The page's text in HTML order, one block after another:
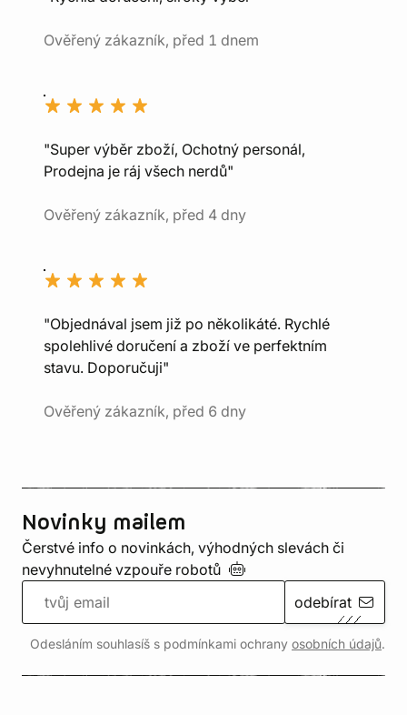
Ověřený zákazník, před 1 dnem
"Super výběr zboží, Ochotný personál,
Prodejna je ráj všech nerdů"
Ověřený zákazník, před 4 dny
"Objednával jsem již po několikáté. Rychlé
spolehlivé doručení a zboží ve perfektním
stavu. Doporučuji"
Ověřený zákazník, před 6 dny
Novinky mailem
Čerstvé info o novinkách, výhodných slevách či
nevyhnutelné vzpouře robotů
odebírat
Odesláním souhlasíš s podmínkami ochrany osobních údajů.